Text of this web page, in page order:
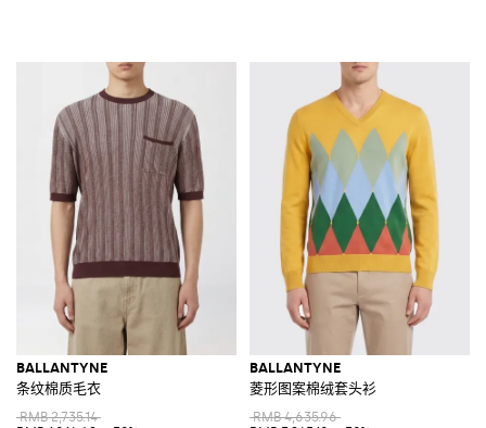
BALLANTYNE
条纹棉质毛衣
RMB 2,735.14
BALLANTYNE
菱形图案棉绒套头衫
RMB 4,635.96